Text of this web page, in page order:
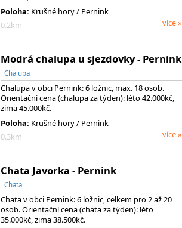
Poloha: Krušné hory / Pernink
0.2km
více »
Modrá chalupa u sjezdovky - Pernink
Chalupa
Chalupa v obci Pernink: 6 ložnic, max. 18 osob.
Orientační cena (chalupa za týden): léto 42.000kč,
zima 45.000kč.
Poloha: Krušné hory / Pernink
0.3km
více »
Chata Javorka - Pernink
Chata
Chata v obci Pernink: 6 ložnic, celkem pro 2 až 20
osob. Orientační cena (chata za týden): léto
35.000kč, zima 38.500kč.